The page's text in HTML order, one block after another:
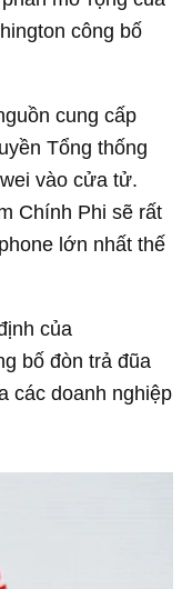
công bố
cung cấp
Tổng thống
vào cửa tử.
Chính Phi sẽ rất
lớn nhất thế
của
bố đòn trả đũa
các doanh nghiệp